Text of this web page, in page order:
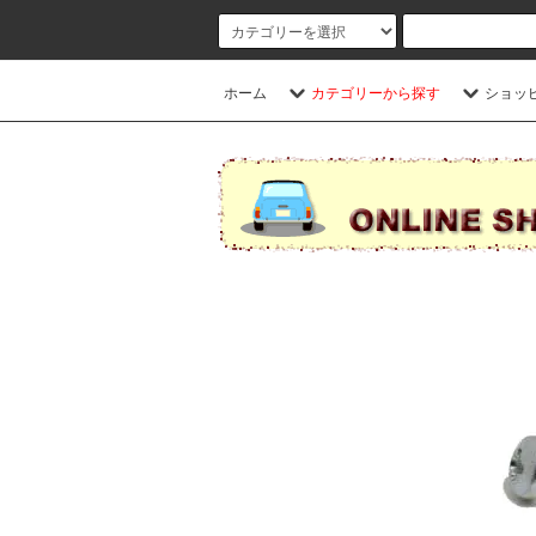
ホーム カテゴリーから探す ショッ